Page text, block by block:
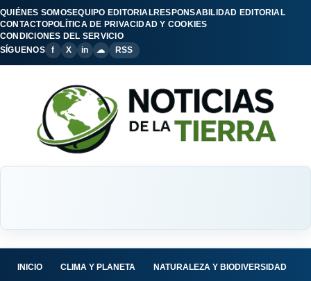
QUIÉNES SOMOSEQUIPO EDITORIALRESPONSABILIDAD EDITORIAL
CONTACTOPOLÍTICA DE PRIVACIDAD Y COOKIES
CONDICIONES DEL SERVICIO
SÍGUENOS
f X in ☁ RSS
INICIO CLIMA Y PLANETA NATURALEZA Y BIODIVERSIDAD